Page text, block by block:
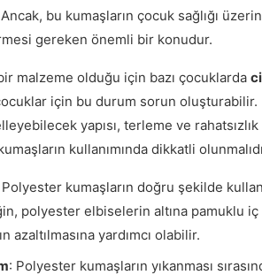
bu kumaşların çocuk sağlığı
gereken önemli bir konudur.
malzeme olduğu için bazı çocuklarda
için bu durum sorun oluşturabilir.
yapısı, terleme ve
kullanımında dikkatli
Polyester kumaşların doğru şekilde
polyester elbiselerin altına pamuklu
azaltılmasına yardımcı olabilir.
: Polyester kumaşların yıkanması